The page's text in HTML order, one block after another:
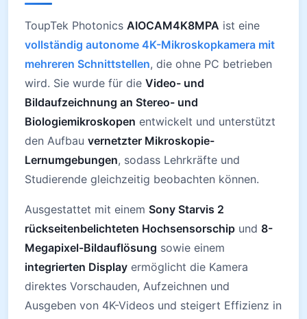
ToupTek Photonics AIOCAM4K8MPA ist eine
vollständig autonome 4K-Mikroskopkamera mit
mehreren Schnittstellen, die ohne PC betrieben
wird. Sie wurde für die Video- und
Bildaufzeichnung an Stereo- und
Biologiemikroskopen entwickelt und unterstützt
den Aufbau vernetzter Mikroskopie-
Lernumgebungen, sodass Lehrkräfte und
Studierende gleichzeitig beobachten können.
Ausgestattet mit einem Sony Starvis 2
rückseitenbelichteten Hochsensorschip und 8-
Megapixel-Bildauflösung sowie einem
integrierten Display ermöglicht die Kamera
direktes Vorschauden, Aufzeichnen und
Ausgeben von 4K-Videos und steigert Effizienz in